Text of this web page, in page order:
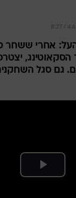
העל: אחרי ששחר
גם סגל